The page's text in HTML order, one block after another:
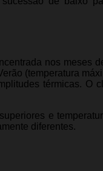
nos meses
(temperatura
térmicas. O
e
diferentes.